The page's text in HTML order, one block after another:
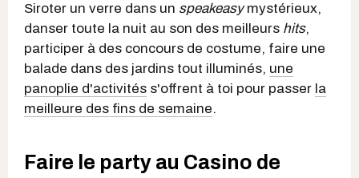
Siroter un verre dans un speakeasymystérieux,
danser toute la nuit au son des meilleurs hits,
participer à des concours de costume, faire une
balade dans des jardins tout illuminés, une
panoplie d'activités s'offrent à toi pour passer la
meilleure des fins de semaine.
Faire le party au Casino de